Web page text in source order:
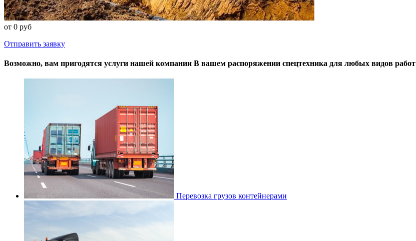
от 0 руб
Отправить заявку
Возможно, вам пригодятся услуги нашей компании В вашем распоряжении спецтехника для любых видов работ
Перевозка грузов контейнерами